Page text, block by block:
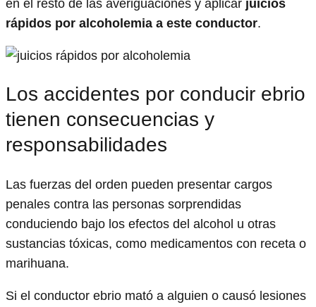
en el resto de las averiguaciones y aplicar juicios
rápidos por alcoholemia a este conductor.
Los accidentes por conducir ebrio
tienen consecuencias y
responsabilidades
Las fuerzas del orden pueden presentar cargos
penales contra las personas sorprendidas
conduciendo bajo los efectos del alcohol u otras
sustancias tóxicas, como medicamentos con receta o
marihuana.
Si el conductor ebrio mató a alguien o causó lesiones